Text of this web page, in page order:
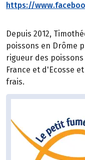
https://
Depuis 2012,
poissons en Drôme
rigueur des
France et d'Ecosse
frais.